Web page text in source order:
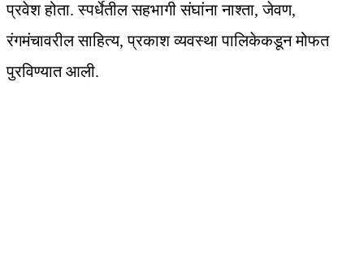
प्रवेश होता. स्पर्धेतील सहभागी संघांना नाश्ता, जेवण,
रंगमंचावरील साहित्य, प्रकाश व्यवस्था पालिकेकडून मोफत
पुरविण्यात आली.